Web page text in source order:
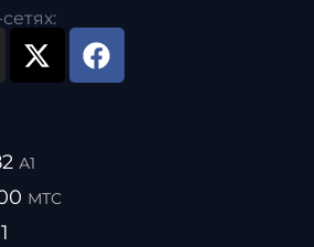
А1
МТС